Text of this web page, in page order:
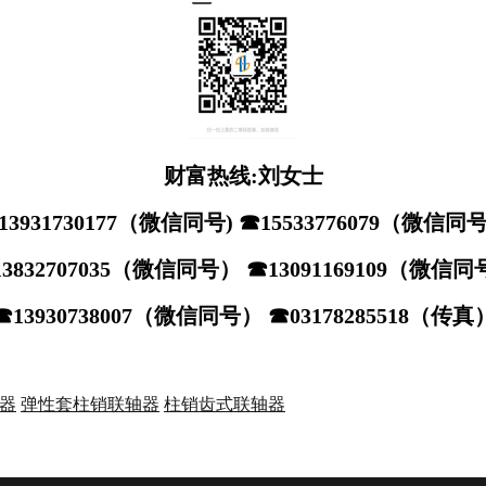
财富热线:刘女士
（微信同号) ☎15533776079（微信同号
（微信同号） ☎13091169109（微信同
（微信同号） ☎03178285518（传真）
弹性套柱销联轴器 柱销齿式联轴器